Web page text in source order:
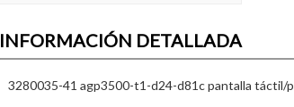
INFORMACIÓN DETALLADA
3280035-41 agp3500-t1-d24-d81c pantalla táctil/